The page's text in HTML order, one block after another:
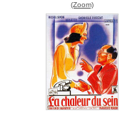
(Zoom)